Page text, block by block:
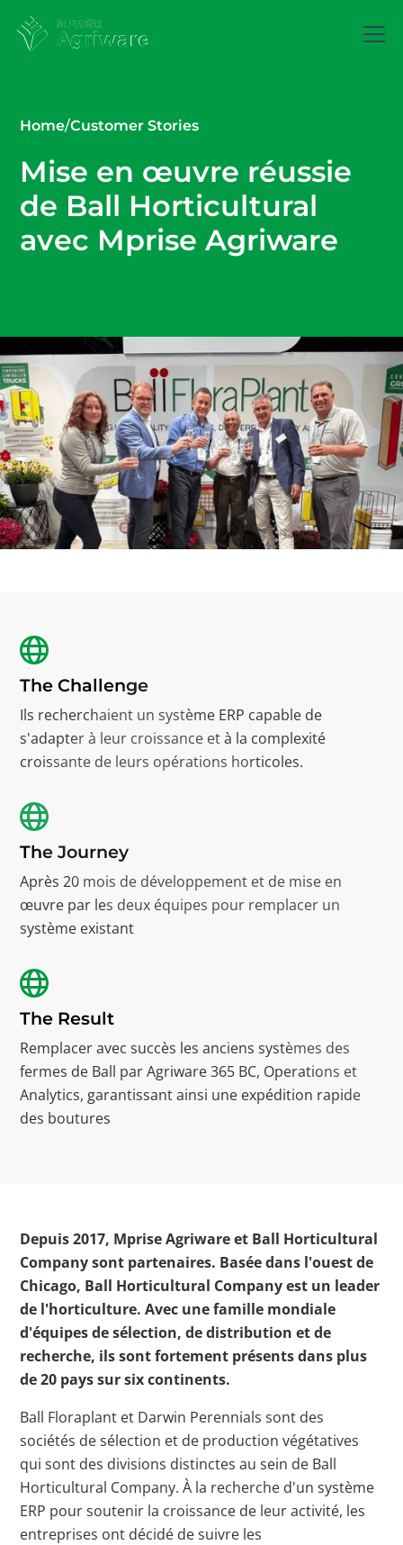
Home/Customer Stories
Mise en œuvre réussie
de Ball Horticultural
avec Mprise Agriware
The Challenge
Ils recherchaient un système ERP capable de
s'adapter à leur croissance et à la complexité
croissante de leurs opérations horticoles.
The Journey
Après 20 mois de développement et de mise en
œuvre par les deux équipes pour remplacer un
système existant
The Result
Remplacer avec succès les anciens systèmes des
fermes de Ball par Agriware 365 BC, Operations et
Analytics, garantissant ainsi une expédition rapide
des boutures
Depuis 2017, Mprise Agriware et Ball Horticultural
Company sont partenaires. Basée dans l'ouest de
Chicago, Ball Horticultural Company est un leader
de l'horticulture. Avec une famille mondiale
d'équipes de sélection, de distribution et de
recherche, ils sont fortement présents dans plus
de 20 pays sur six continents.
Ball Floraplant et Darwin Perennials sont des
sociétés de sélection et de production végétatives
qui sont des divisions distinctes au sein de Ball
Horticultural Company. À la recherche d'un système
ERP pour soutenir la croissance de leur activité, les
entreprises ont décidé de suivre les